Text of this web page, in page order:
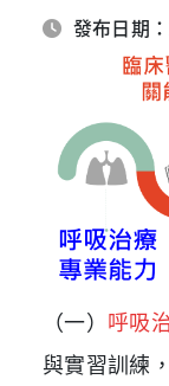
發布日期
（一） 呼吸
與實習訓練